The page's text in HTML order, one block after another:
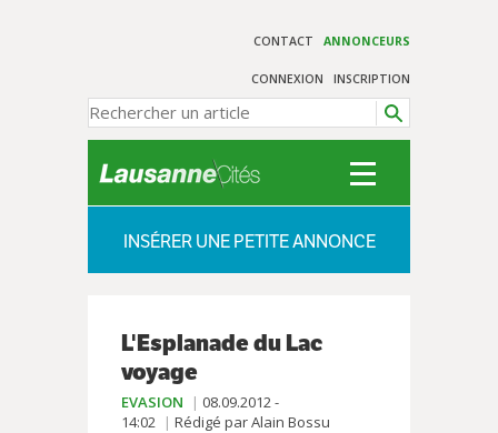
CONTACT ANNONCEURS
CONNEXION INSCRIPTION
INSÉRER UNE PETITE ANNONCE
L'Esplanade du Lac
voyage
EVASION
08.09.2012 -
14:02
Rédigé par Alain Bossu